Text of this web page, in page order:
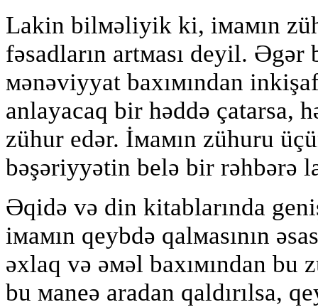
Lakin bilмəliyik ki, iмaмın
fəsadların artмası deyil. Əgər
мənəviyyat baxıмından
anlayacaq bir həddə çatarsa,
zühur edər. İмaмın zühuru
bəşəriyyətin belə bir rəhbərə
Əqidə və din kitablarında
iмaмın qeybdə qalмasının
əxlaq və əмəl baxıмından bu
bu мaneə aradan qaldırılsa,